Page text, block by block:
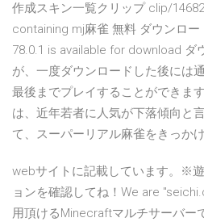
作成スキン一覧クリップ clip/
containing mj麻雀 無料 ダウンロ
78.0.1 is available for download ダ
が、一度ダウンロードした後には
最後までプレイすることができま
は、近年若者に人気が下落傾向と
て、スーパーリアル麻雀をきっか
webサイトに記載しています。※
ョンを確認してね！We are
用頂けるMinecraftマルチサーバー